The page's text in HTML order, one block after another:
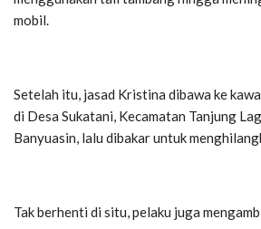
mobil.
Setelah itu, jasad Kristina dibawa ke
di Desa Sukatani, Kecamatan Tanjung
Banyuasin, lalu dibakar untuk
Tak berhenti di situ, pelaku juga